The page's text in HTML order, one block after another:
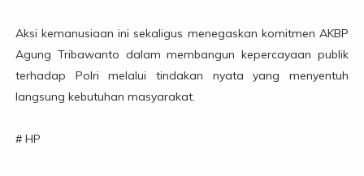
Aksi kemanusiaan ini sekaligus menegaskan komitmen AKBP
Agung Tribawanto dalam membangun kepercayaan publik
terhadap Polri melalui tindakan nyata yang menyentuh
langsung kebutuhan masyarakat.
# HP